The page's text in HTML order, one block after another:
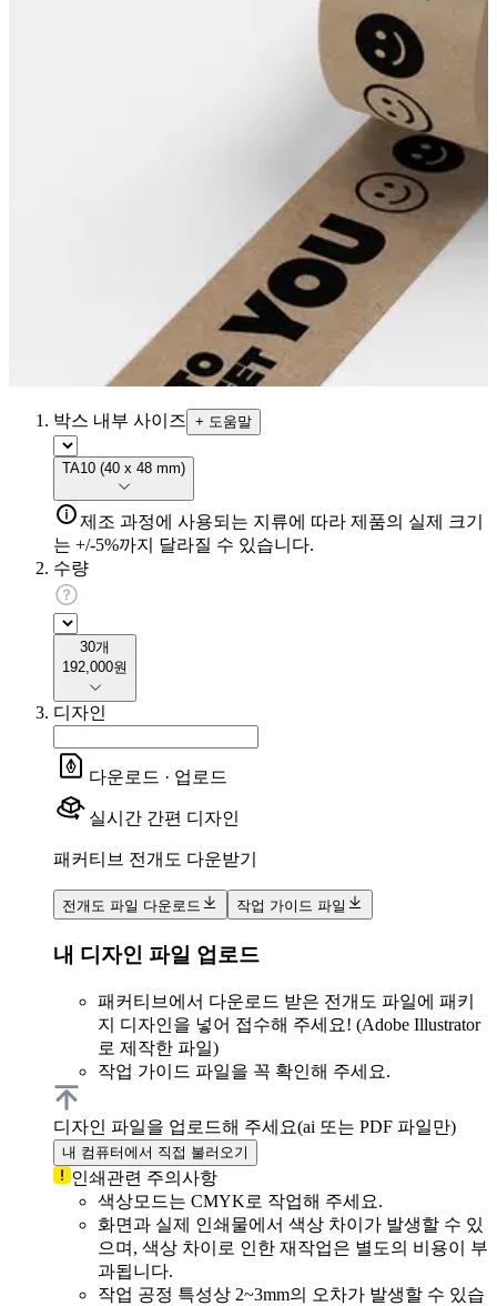
박스 내부 사이즈 + 도움말
TA10 (40 x 48 mm)
제조 과정에 사용되는 지류에 따라 제품의 실제 크기
는 +/-5%까지 달라질 수 있습니다.
수량
30개
192,000원
디자인
다운로드 · 업로드
실시간 간편 디자인
패커티브 전개도 다운받기
전개도 파일 다운로드 작업 가이드 파일
내 디자인 파일 업로드
패커티브에서 다운로드 받은 전개도 파일에 패키
지 디자인을 넣어 접수해 주세요! (Adobe Illustrator
로 제작한 파일)
작업 가이드 파일을 꼭 확인해 주세요.
디자인 파일을 업로드해 주세요(ai 또는 PDF 파일만)
내 컴퓨터에서 직접 불러오기
인쇄관련 주의사항
색상모드는 CMYK로 작업해 주세요.
화면과 실제 인쇄물에서 색상 차이가 발생할 수 있
으며, 색상 차이로 인한 재작업은 별도의 비용이 부
과됩니다.
작업 공정 특성상 2~3mm의 오차가 발생할 수 있습